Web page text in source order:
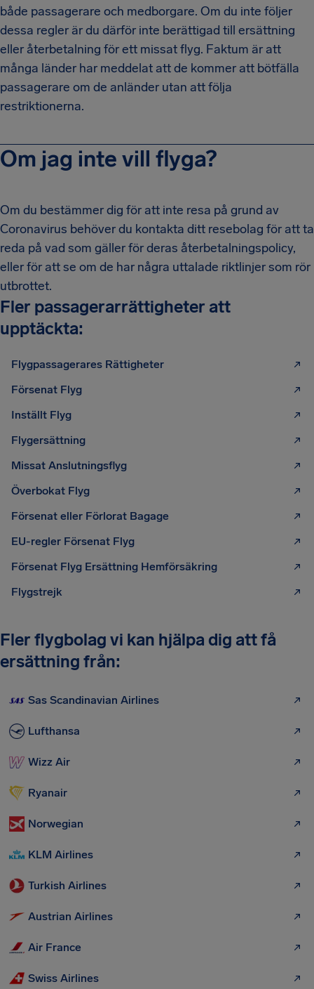
både passagerare och medborgare. Om du inte följer
dessa regler är du därför inte berättigad till ersättning
eller återbetalning för ett missat flyg. Faktum är att
många länder har meddelat att de kommer att bötfälla
passagerare om de anländer utan att följa
restriktionerna.
Om jag inte vill flyga?
Om du bestämmer dig för att inte resa på grund av
Coronavirus behöver du kontakta ditt resebolag för att ta
reda på vad som gäller för deras återbetalningspolicy,
eller för att se om de har några uttalade riktlinjer som rör
utbrottet.
Fler passagerarrättigheter att
upptäckta:
Flygpassagerares Rättigheter
Försenat Flyg
Inställt Flyg
Flygersättning
Missat Anslutningsflyg
Överbokat Flyg
Försenat eller Förlorat Bagage
EU-regler Försenat Flyg
Försenat Flyg Ersättning Hemförsäkring
Flygstrejk
Fler flygbolag vi kan hjälpa dig att få
ersättning från:
Sas Scandinavian Airlines
Lufthansa
Wizz Air
Ryanair
Norwegian
KLM Airlines
Turkish Airlines
Austrian Airlines
Air France
Swiss Airlines